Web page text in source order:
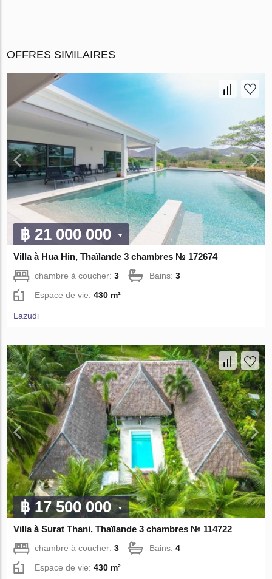
OFFRES SIMILAIRES
฿ 21 000 000
Villa à Hua Hin, Thaïlande 3 chambres № 172674
chambre à coucher:3 Bains:3
Espace de vie:430 m²
Lazudi
฿ 17 500 000
Villa à Surat Thani, Thaïlande 3 chambres № 114722
chambre à coucher:3 Bains:4
Espace de vie:430 m²